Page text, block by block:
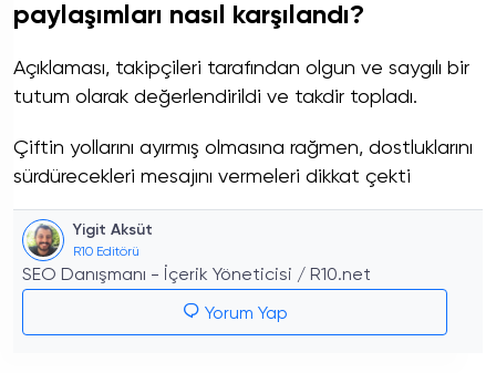
paylaşımları nasıl karşılandı?
Açıklaması, takipçileri tarafından olgun ve saygılı bir
tutum olarak değerlendirildi ve takdir topladı.
Çiftin yollarını ayırmış olmasına rağmen, dostluklarını
sürdürecekleri mesajını vermeleri dikkat çekti
Yigit Aksüt
R10 Editörü
SEO Danışmanı - İçerik Yöneticisi / R10.net
Yorum Yap